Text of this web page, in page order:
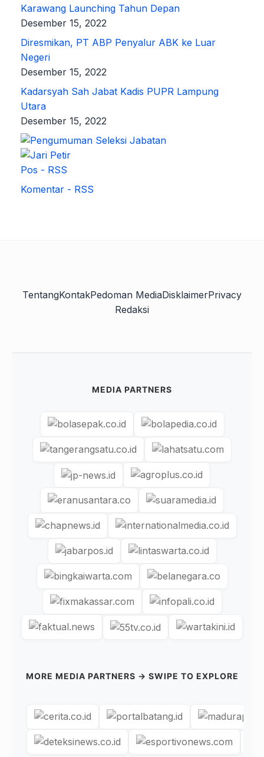
Karawang Launching Tahun Depan
Desember 15, 2022
Diresmikan, PT ABP Penyalur ABK ke Luar
Negeri
Desember 15, 2022
Kadarsyah Sah Jabat Kadis PUPR Lampung
Utara
Desember 15, 2022
Pos - RSS
Komentar - RSS
TentangKontakPedoman MediaDisklaimerPrivacy
Redaksi
MEDIA PARTNERS
MORE MEDIA PARTNERS → SWIPE TO EXPLORE